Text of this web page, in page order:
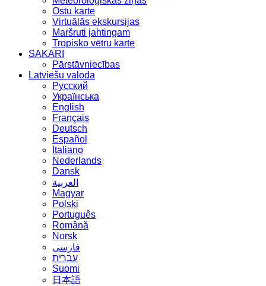
Ostu karte
Virtuālās ekskursijas
Maršruti jahtingam
Tropisko vētru karte
SAKARI
Pārstāvniecības
Latviešu valoda
Русский
Українська
English
Français
Deutsch
Español
Italiano
Nederlands
Dansk
العربية
Magyar
Polski
Português
Română
Norsk
فارسی
עברית
Suomi
日本語